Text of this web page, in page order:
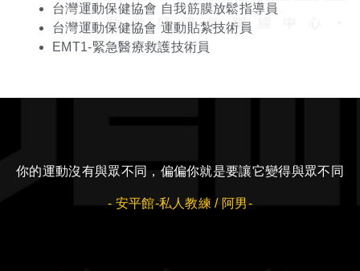
台灣運動保健協會 自我筋膜放鬆指導員
台灣運動保健協會 運動貼紮技術員
EMT1-緊急醫療救護技術員
你的運動沒有與眾不同，偏偏你就是要讓它變得與眾不同
- 安平館-私人教練 / 阿男-